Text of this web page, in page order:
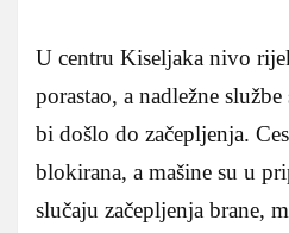
U centru Kiseljaka nivo
porastao, a nadležne
bi došlo do začepljenja.
blokirana, a mašine su u
slučaju začepljenja brane,